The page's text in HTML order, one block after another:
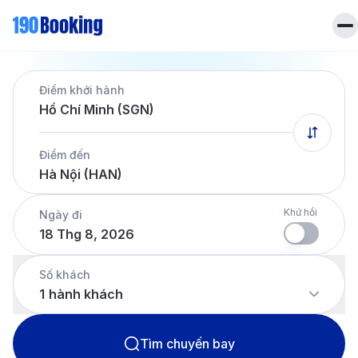
Trang chủ
Vé máy bay
Dịch vụ
Khách sạn
Tin tứcLiên hệ
Hotline
028 7303 6167
Tiếng Việt
Điểm khởi hành
Hồ Chí Minh (SGN)
Điểm đến
Hà Nội (HAN)
Ngày đi
18 Thg 8, 2026
Khứ hồi
Số khách
1 hành khách
Tìm chuyến bay